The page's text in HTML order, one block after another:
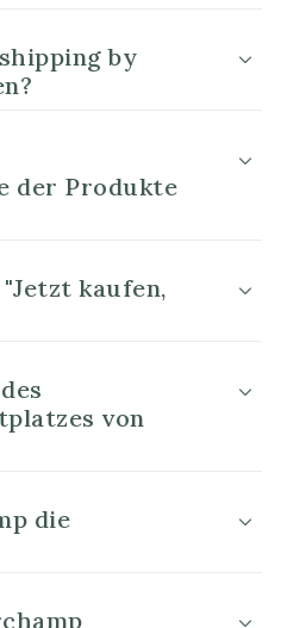
by
der Produkte
kaufen,
von
die